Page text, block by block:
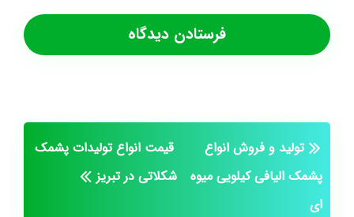
تولید و فروش انواع
پشمک الیافی کیلویی میوه
ای
قیمت انواع تولیدات پشمک
شکلاتی در تبریز